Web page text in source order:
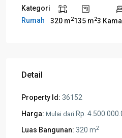
Kategori
Rumah
320 m2135 m23
Detail
Property Id: 36152
Harga: Mulai dari Rp.
Luas Bangunan: 320 m2